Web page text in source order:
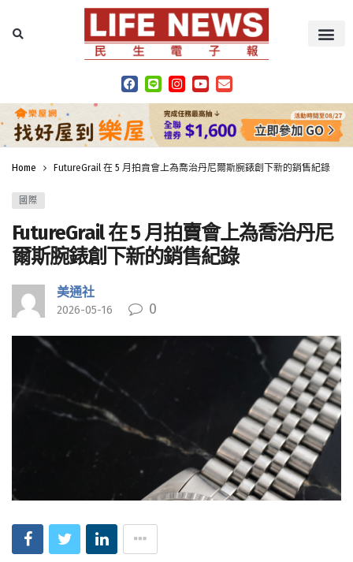
Home FutureGrail 在 5 月拍賣會上為喬治丹尼爾斯腕錶創下新的銷售紀錄
國際
FutureGrail 在 5 月拍賣會上為喬治丹尼
爾斯腕錶創下新的銷售紀錄
美通社
2026-05-16 0